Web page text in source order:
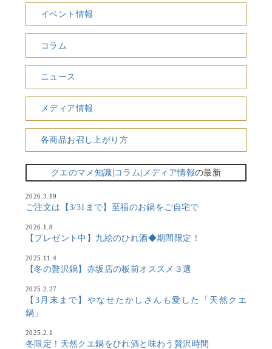
イベント情報
コラム
ニュース
メディア情報
各商品お召し上がり方
クエのマメ知識| コラム | メディア情報の最新
2026.3.19
ご注文は【3/31まで】至福のお鍋をご自宅で
2026.1.8
【プレゼント中】九絵のひれ酒◆期間限定！
2025.11.4
【冬の贅沢鍋】赤坂店の板前オススメ３選
2025.2.27
【3月末まで】やなせたかしさんも愛した「天然クエ
鍋」
2025.2.1
冬限定！天然クエ鍋をひれ酒と味わう贅沢時間